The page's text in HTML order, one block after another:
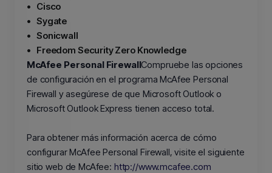
• Cisco
• Sygate
• Sonicwall
• Freedom Security Zero Knowledge
McAfee Personal FirewallCompruebe las opciones
de configuración en el programa McAfee Personal
Firewall y asegúrese de que Microsoft Outlook o
Microsoft Outlook Express tienen acceso total.
Para obtener más información acerca de cómo
configurar McAfee Personal Firewall, visite el siguiente
sitio web de McAfee: http://www.mcafee.com